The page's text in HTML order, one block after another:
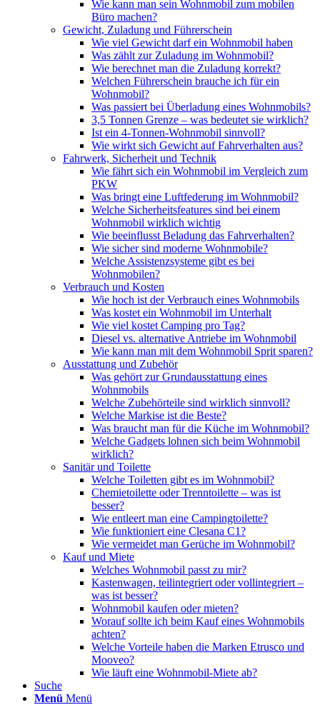
Wie kann man sein Wohnmobil zum mobilen
Büro machen?
Gewicht, Zuladung und Führerschein
Wie viel Gewicht darf ein Wohnmobil haben
Was zählt zur Zuladung im Wohnmobil?
Wie berechnet man die Zuladung korrekt?
Welchen Führerschein brauche ich für ein
Wohnmobil?
Was passiert bei Überladung eines Wohnmobils?
3,5 Tonnen Grenze – was bedeutet sie wirklich?
Ist ein 4-Tonnen-Wohnmobil sinnvoll?
Wie wirkt sich Gewicht auf Fahrverhalten aus?
Fahrwerk, Sicherheit und Technik
Wie fährt sich ein Wohnmobil im Vergleich zum
PKW
Was bringt eine Luftfederung im Wohnmobil?
Welche Sicherheitsfeatures sind bei einem
Wohnmobil wirklich wichtig
Wie beeinflusst Beladung das Fahrverhalten?
Wie sicher sind moderne Wohnmobile?
Welche Assistenzsysteme gibt es bei
Wohnmobilen?
Verbrauch und Kosten
Wie hoch ist der Verbrauch eines Wohnmobils
Was kostet ein Wohnmobil im Unterhalt
Wie viel kostet Camping pro Tag?
Diesel vs. alternative Antriebe im Wohnmobil
Wie kann man mit dem Wohnmobil Sprit sparen?
Ausstattung und Zubehör
Was gehört zur Grundausstattung eines
Wohnmobils
Welche Zubehörteile sind wirklich sinnvoll?
Welche Markise ist die Beste?
Was braucht man für die Küche im Wohnmobil?
Welche Gadgets lohnen sich beim Wohnmobil
wirklich?
Sanitär und Toilette
Welche Toiletten gibt es im Wohnmobil?
Chemietoilette oder Trenntoilette – was ist
besser?
Wie entleert man eine Campingtoilette?
Wie funktioniert eine Clesana C1?
Wie vermeidet man Gerüche im Wohnmobil?
Kauf und Miete
Welches Wohnmobil passt zu mir?
Kastenwagen, teilintegriert oder vollintegriert –
was ist besser?
Wohnmobil kaufen oder mieten?
Worauf sollte ich beim Kauf eines Wohnmobils
achten?
Welche Vorteile haben die Marken Etrusco und
Mooveo?
Wie läuft eine Wohnmobil-Miete ab?
Suche
Menü Menü